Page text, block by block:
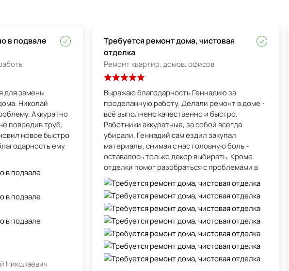
в подвале
для замены
Аккуратно
повредив труб,
новое быстро
ему
Николаевич
Требуется ремонт дома, чистовая
отделка
Ремонт квартир, домов, офисов
Выражаю благодарность Геннадию за
проделанную работу. Делали ремонт в доме -
всё выполнено качественно и быстро.
Работники аккуратные, за собой всегда
убирали. Геннадий сам ездил закупал
материалы, снимая с нас головную боль -
оставалось только декор выбирать. Кроме
отделки помог разобраться с проблемами в